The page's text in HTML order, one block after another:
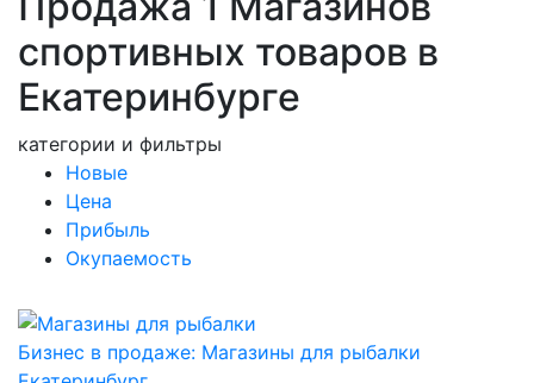
спортивных товаров в
Екатеринбурге
категории и фильтры
Новые
Цена
Прибыль
Окупаемость
Бизнес в продаже: Магазины для рыбалки